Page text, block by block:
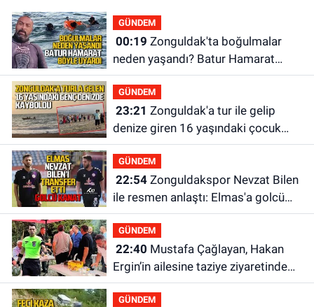
GÜNDEM
00:19
neden yaşandı? Batur Hamarat
böyle uyardı!
GÜNDEM
23:21
denize giren 16 yaşındaki çocuk
kayboldu: Son anları kamerada
GÜNDEM
22:54Zonguldakspor Nevzat Bilen
ile resmen anlaştı: Elmas'a golcü
kanat
GÜNDEM
22:40
Ergin’in ailesine taziye ziyaretinde
bulundu
GÜNDEM